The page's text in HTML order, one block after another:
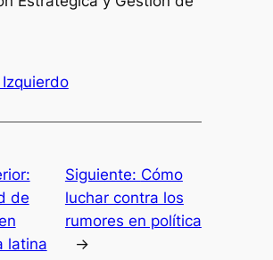
de
latina
Siguiente: Cómo
luchar contra los
rumores en política
→